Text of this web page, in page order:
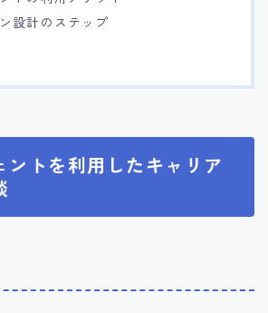
ポイント
用時の注意点
る自分の強み
成功手法
用者の成功事例集
設計のステップ
ントを利用したキャリア